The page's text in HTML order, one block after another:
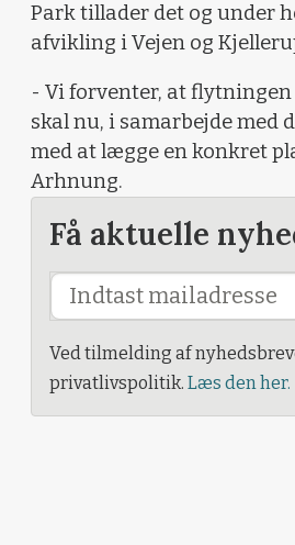
Park tillader det og under
afvikling i Vejen og
- Vi forventer, at flytningen
skal nu, i samarbejde med
med at lægge en konkret
Arhnung.
Få aktuelle
Ved tilmelding af
privatlivspolitik. Læs den her.